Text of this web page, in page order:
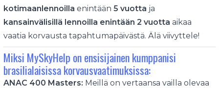
kotimaanlennoilla enintään 5 vuotta ja
kansainvälisillä lennoilla enintään 2 vuotta aikaa
vaatia korvausta tapahtumapäivästä. Älä viivyttele!
Miksi MySkyHelp on ensisijainen kumppanisi
brasilialaisissa korvausvaatimuksissa:
ANAC 400 Masters: Meillä on vertaansa vailla olevaa